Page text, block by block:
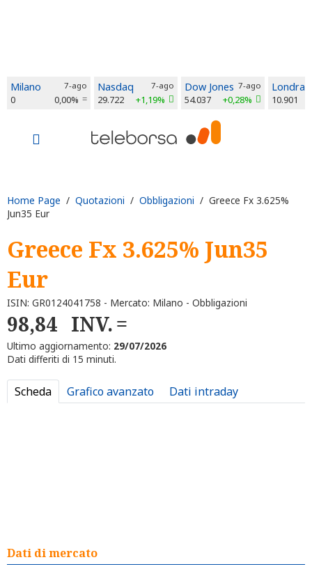
Milano 7-ago
0 0,00%
Nasdaq 7-ago
29.722 +1,19%
Dow Jones 7-ago
54.037 +0,28%
Londra
10.901
Home Page / Quotazioni / Obbligazioni / Greece Fx 3.625%
Jun35 Eur
Greece Fx 3.625% Jun35
Eur
ISIN: GR0124041758 - Mercato: Milano - Obbligazioni
98,84 INV.
Ultimo aggiornamento: 29/07/2026
Dati differiti di 15 minuti.
Scheda Grafico avanzato Dati intraday
Dati di mercato